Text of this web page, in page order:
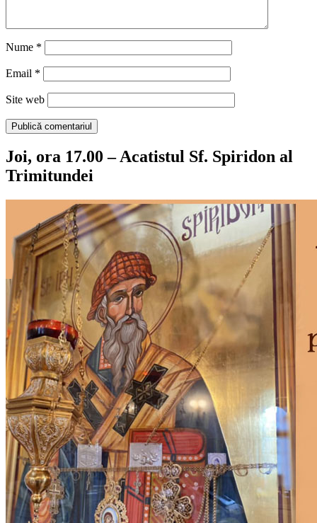
Nume *
Email *
Site web
Joi, ora 17.00 – Acatistul Sf. Spiridon al
Trimitundei